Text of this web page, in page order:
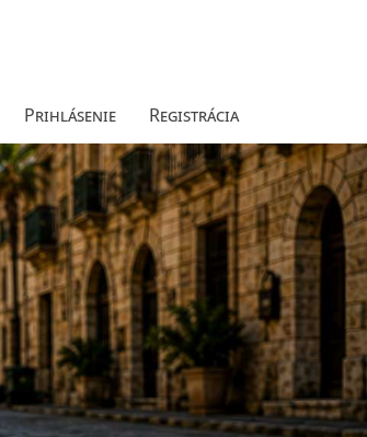
Prihlásenie Registrácia